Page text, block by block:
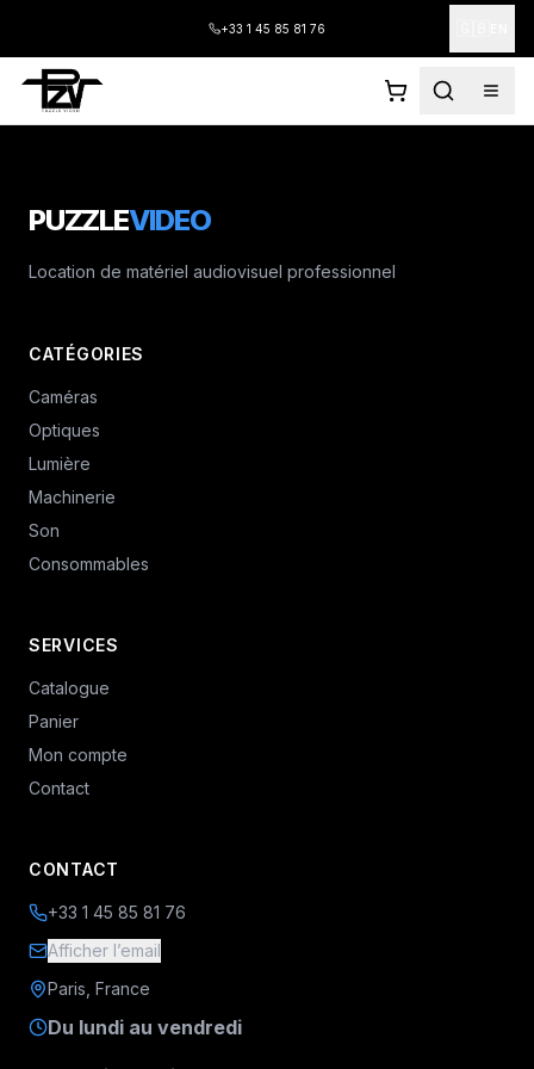
+33 1 45 85 81 76
PUZZLEVIDEO
Location de matériel audiovisuel professionnel
CATÉGORIES
Caméras
Optiques
Lumière
Machinerie
Son
Consommables
SERVICES
Catalogue
Panier
Mon compte
Contact
CONTACT
+33 1 45 85 81 76
Afficher l’email
Paris, France
Du lundi au vendredi